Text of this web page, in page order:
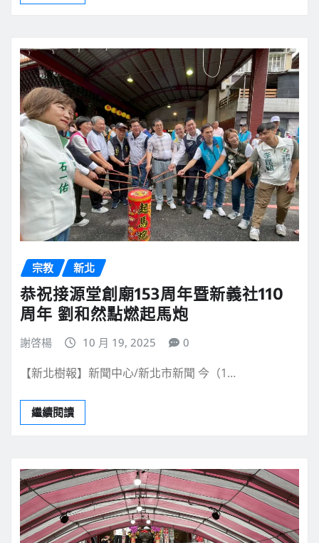
宗教 新北
恭祝接源堂創廟153周年暨新義社110
周年 劉和然點燃起馬炮
謝啓楊 10 月 19, 2025 0
【新北樹報】新聞中心/新北市新聞 今（1…
繼續閱讀